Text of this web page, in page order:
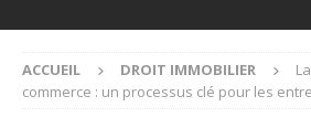
ACCUEIL DROIT IMMOBILIER
commerce : un processus clé pour les